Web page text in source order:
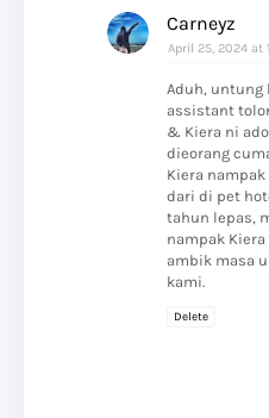
Carneyz
April 25, 2024 at
Aduh, untung
assistant
& Kiera ni
dieorang
Kiera
dari di pet
tahun lepas,
nampak
ambik masa
kami.
Delete